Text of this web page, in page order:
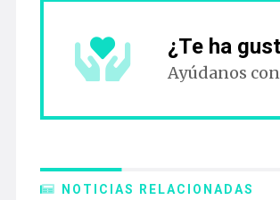
¿Te ha
Ayúdanos
NOTICIAS RELACIONADAS